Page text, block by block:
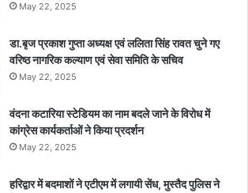
May 22, 2025
डा.बृज प्रकाश गुप्ता अध्यक्ष एवं ललिता सिंह रावत चुने गए
वरिष्ठ नागरिक कल्याण एवं सेवा समिति के सचिव
May 22, 2025
वंदना कटारिया स्टेडियम का नाम बदले जाने के विरोध में
कांग्रेस कार्यकर्ताओं ने किया प्रदर्शन
May 22, 2025
हरिद्वार में बदमाशों ने एटीएम में लगायी सेंध, मुस्तैद पुलिस ने